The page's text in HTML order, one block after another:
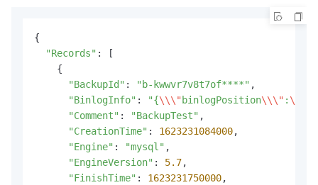
{
"Records" : [
    {
"BackupId" : "b-kwwvr7v8t7of****" ,
"BinlogInfo" : "{\\\" binlogPosition\\\" : \\
"Comment" : "BackupTest" ,
"CreationTime" : 1623231084000,
"Engine" : "mysql" ,
"EngineVersion" : 5.7,
"FinishTime" : 1623231750000,